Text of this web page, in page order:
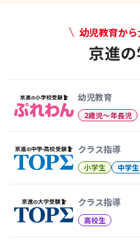
幼児教育か
京進
幼児教育
2歳児〜年長児
クラス指導
小学生 中学生
クラス指導
高校生